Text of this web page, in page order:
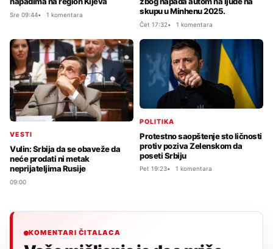
Sre 09:44 1 komentara
skupu u Minhenu 2025.
Čet 17:32 1 komentara
VESTI
Vulin: Srbija da se obaveže da
neće prodati ni metak
neprijateljima Rusije
09:00
POLITIKA
Protestno saopštenje sto ličnosti
protiv poziva Zelenskom da
poseti Srbiju
Pet 19:23 1 komentara
KOMENTARI ČITALACA